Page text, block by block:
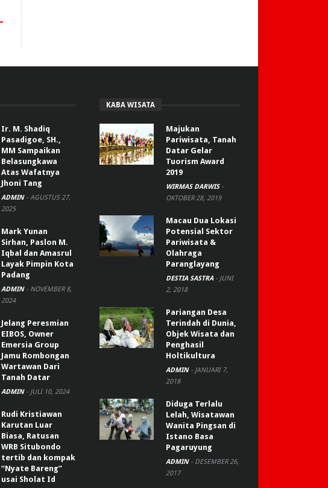
Ir. M. Shadiq
Pasadigoe, SH.,
MM Sampaikan
Belasungkawa
Atas Wafatnya
Jhoni Tang
ADMIN - AGUSTUS 27,
2025
Mark Yunan
Sirhan, Paslon M.
Iqbal dan Amasrul
Layak Pimpin Kota
Padang
ADMIN - NOVEMBER 8,
2024
Jelang Peresmian
EIBOS, Owner
Emersia Group
Jamu Rombongan
Wartawan Dari
Tanah Datar
ADMIN - JULI 10, 2024
Rudi Kristiawan
Karutan Luar
Biasa, Ratusan
WRB Situbondo
tertib dan kompak
“Nyate Bareng”
usai Sholat Id
KABA WISATA
Majukan
Pariwisata, Tanah
Datar Gelar
Tuorism Award
2019
WIRMAS DARWIS -
OKTOBER 28, 2019
Macau Dua Lokasi
Potensial Sektor
Pariwisata &
Olahraga
Paranglayang
DESTIA SASTRA - JUNI
2, 2018
Pariangan Desa
Terindah di Dunia,
Objek Wisata dan
Penghasil
Holtikultura
ADMIN - JANUARI 7,
2018
Diduga Terlalu
Lelah, Wisatawan
Wanita Pingsan di
Istano Basa
Pagaruyung
ADMIN - DESEMBER 26,
2017